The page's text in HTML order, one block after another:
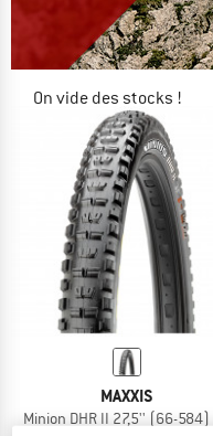
On vide des stocks !
JUSQU'À -60 %
LE DÉSTOCKAGE
MAXXIS
Minion DHR II 27,5'' (66-584)